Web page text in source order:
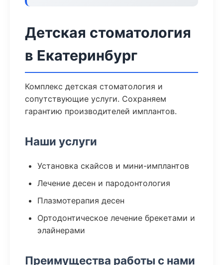
Детская стоматология
в Екатеринбург
Комплекс детская стоматология и
сопутствующие услуги. Сохраняем
гарантию производителей имплантов.
Наши услуги
Установка скайсов и мини-имплантов
Лечение десен и пародонтология
Плазмотерапия десен
Ортодонтическое лечение брекетами и
элайнерами
Преимущества работы с нами